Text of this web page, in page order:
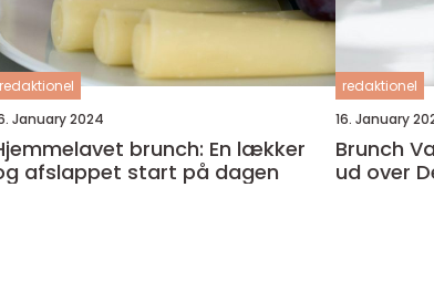
redaktionel
January 2024
brunch: En lækker
afslappet start på dagen
redaktionel
16. January
Brunch
ud over